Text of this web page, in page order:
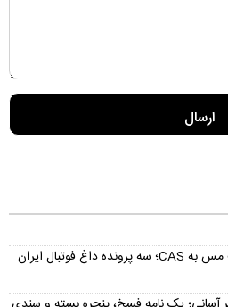
لیگ ۱۸ تیمی، VAR و شکایت مس به CAS؛ سه پرونده داغ فوتبال ایران